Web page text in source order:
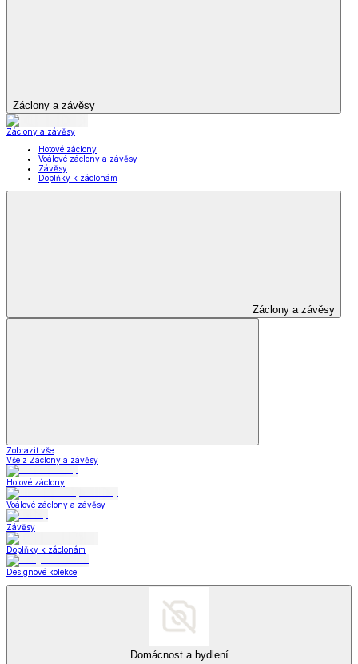
Záclony a závěsy
Záclony a závěsy
Hotové záclony
Voálové záclony a závěsy
Závěsy
Doplňky k záclonám
Záclony a závěsy
Zobrazit vše
Vše z Záclony a závěsy
Hotové záclony
Voálové záclony a závěsy
Závěsy
Doplňky k záclonám
Designové kolekce
Domácnost a bydlení